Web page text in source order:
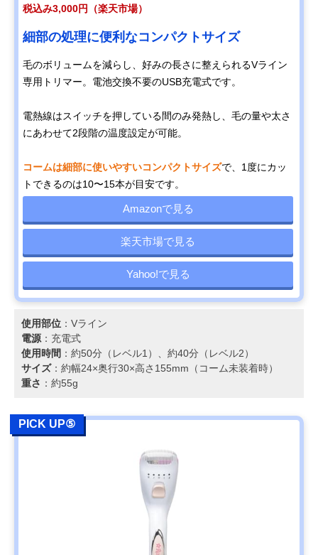
税込み3,000円（楽天市場）
細部の処理に便利なコンパクトサイズ
毛のボリュームを減らし、好みの長さに整えられるVライン
専用トリマー。電池交換不要のUSB充電式です。
電熱線はスイッチを押している間のみ発熱し、毛の量や太さ
にあわせて2段階の温度設定が可能。
コームは細部に使いやすいコンパクトサイズで、1度にカッ
トできるのは10〜15本が目安です。
Amazonで見る
楽天市場で見る
Yahoo!で見る
使用部位 ：Vライン
電源 ：充電式
使用時間 ：約50分（レベル1）、約40分（レベル2）
サイズ：約幅24×奥行30×高さ155mm（コーム未装着時）
重さ ：約55g
PICK UP⑤